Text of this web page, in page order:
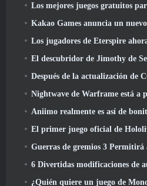
Los mejores juegos gratuitos para
Kakao Games anuncia un nuevo juego de
Los jugadores de Eterspire ahora pueden
El descubridor de Jimothy de Seattle tiene vínculos con
Después de la actualización de Curse Of The Allflame, Path Of
Nightwave de Warframe está a punto de
Aniimo realmente es así de
El primer juego oficial de
Guerras de gremios 3 Permitirá a los jugadores experimentar el mundo
6 Divertidas modificaciones de audio que
¿Quién quiere un juego de Monopoly